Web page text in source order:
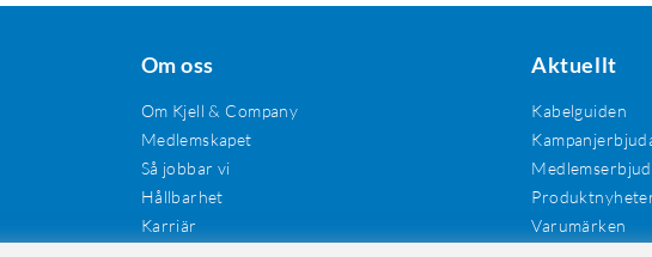
Om oss
Om Kjell & Company
Medlemskapet
Så jobbar vi
Hållbarhet
Karriär
Aktuellt
Kabelguiden
Varumärken